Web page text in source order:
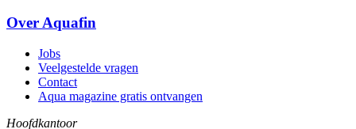
Over Aquafin
Jobs
Veelgestelde vragen
Contact
Aqua magazine gratis ontvangen
Hoofdkantoor